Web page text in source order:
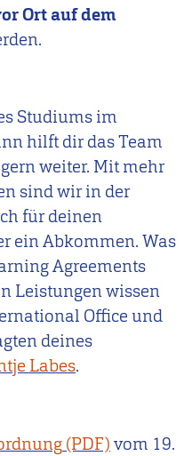
Ort auf dem
Studiums im
hilft dir das Team
gern weiter. Mit mehr
sind wir in der
für deinen
ein Abkommen. Was
Agreements
Leistungen wissen
Office und
deines
Labes.
vom 19.